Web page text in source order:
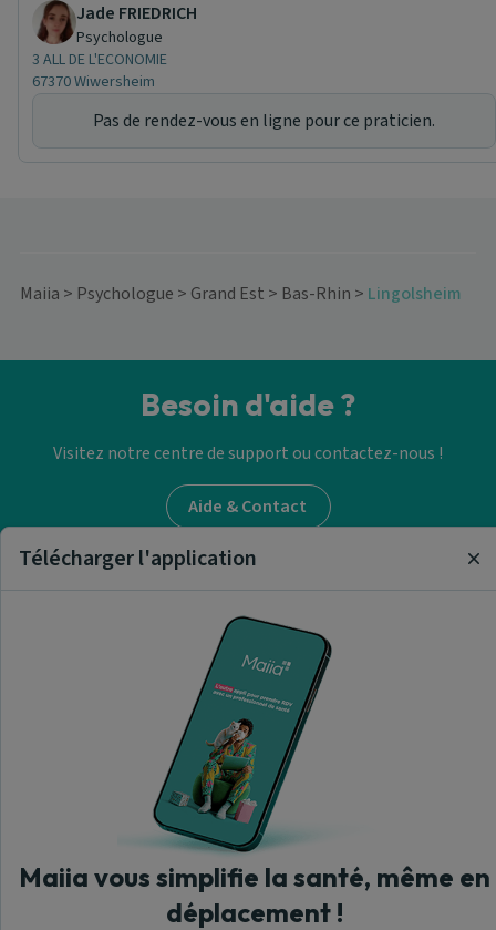
Jade FRIEDRICH
Psychologue
3 ALL DE L'ECONOMIE
67370 Wiwersheim
Pas de rendez-vous en ligne pour ce praticien.
Maiia > Psychologue > Grand Est > Bas-Rhin > Lingolsheim
Besoin d'aide ?
Visitez notre centre de support ou contactez-nous !
Aide & Contact
Trouver un psychologue
A propos de nous
Maiia - © 2026 Tous droits réservés
Version 1.309.0.1919
Les professionnels de santé ayant souscrit à la prise de rendez-vous
Télécharger l'application
Maiia vous simplifie la santé, même en
déplacement !